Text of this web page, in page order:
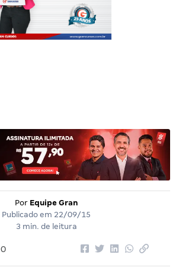
Por Equipe Gran
Publicado em 22/09/15
3 min. de leitura
0